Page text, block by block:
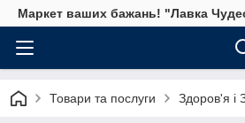
Маркет ваших бажань! "Лавка
Товари та послуги Здоров'я і